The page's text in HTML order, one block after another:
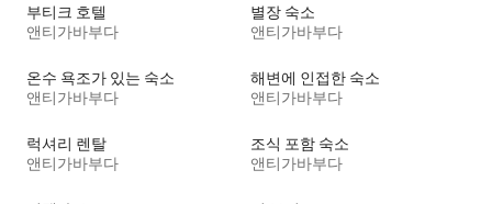
부티크 호텔
앤티가바부다
별장 숙소
앤티가바부다
온수 욕조가 있는 숙소
앤티가바부다
해변에 인접한 숙소
앤티가바부다
럭셔리 렌탈
앤티가바부다
조식 포함 숙소
앤티가바부다